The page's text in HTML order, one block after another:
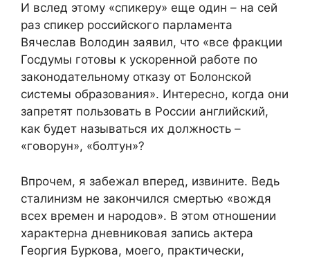
И вслед этому «спикеру» еще один – на сей
раз спикер российского парламента
Вячеслав Володин заявил, что «все фракции
Госдумы готовы к ускоренной работе по
законодательному отказу от Болонской
системы образования». Интересно, когда они
запретят пользовать в России английский,
как будет называться их должность –
«говорун», «болтун»?
Впрочем, я забежал вперед, извините. Ведь
сталинизм не закончился смертью «вождя
всех времен и народов». В этом отношении
характерна дневниковая запись актера
Георгия Буркова, моего, практически,